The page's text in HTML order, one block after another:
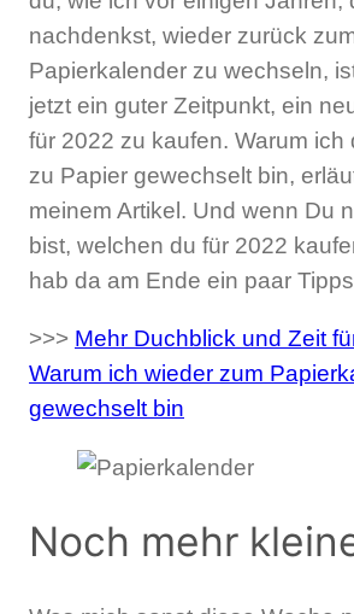
nachdenkst, wieder zurück
Papierkalender zu wechseln,
jetzt ein guter Zeitpunkt, ein
für 2022 zu kaufen. Warum ich
zu Papier gewechselt bin,
meinem Artikel. Und wenn Du
bist, welchen du für 2022
hab da am Ende ein paar
>>> Mehr Duchblick und Zeit
Warum ich wieder zum
gewechselt bin
Noch mehr